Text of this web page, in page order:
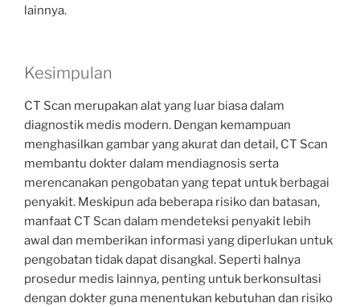
lainnya.
Kesimpulan
CT Scan merupakan alat yang luar biasa dalam
diagnostik medis modern. Dengan kemampuan
menghasilkan gambar yang akurat dan detail, CT Scan
membantu dokter dalam mendiagnosis serta
merencanakan pengobatan yang tepat untuk berbagai
penyakit. Meskipun ada beberapa risiko dan batasan,
manfaat CT Scan dalam mendeteksi penyakit lebih
awal dan memberikan informasi yang diperlukan untuk
pengobatan tidak dapat disangkal. Seperti halnya
prosedur medis lainnya, penting untuk berkonsultasi
dengan dokter guna menentukan kebutuhan dan risiko